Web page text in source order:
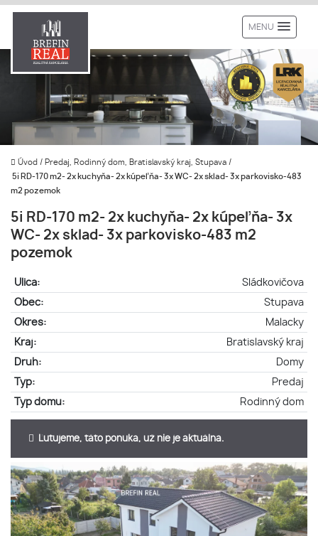
MENU
Úvod / Predaj, Rodinný dom, Bratislavský kraj, Stupava /
5i RD-170 m2- 2x kuchyňa- 2x kúpeľňa- 3x WC- 2x sklad- 3x parkovisko-483
m2 pozemok
5i RD-170 m2- 2x kuchyňa- 2x kúpeľňa- 3x
WC- 2x sklad- 3x parkovisko-483 m2
pozemok
Ulica:
Sládkovičova
Obec:
Stupava
Okres:
Malacky
Kraj:
Bratislavský kraj
Druh:
Domy
Typ:
Predaj
Typ domu:
Rodinný dom
Ľutujeme, táto ponuka, už nie je aktuálna.